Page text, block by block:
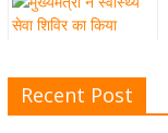
Recent Post